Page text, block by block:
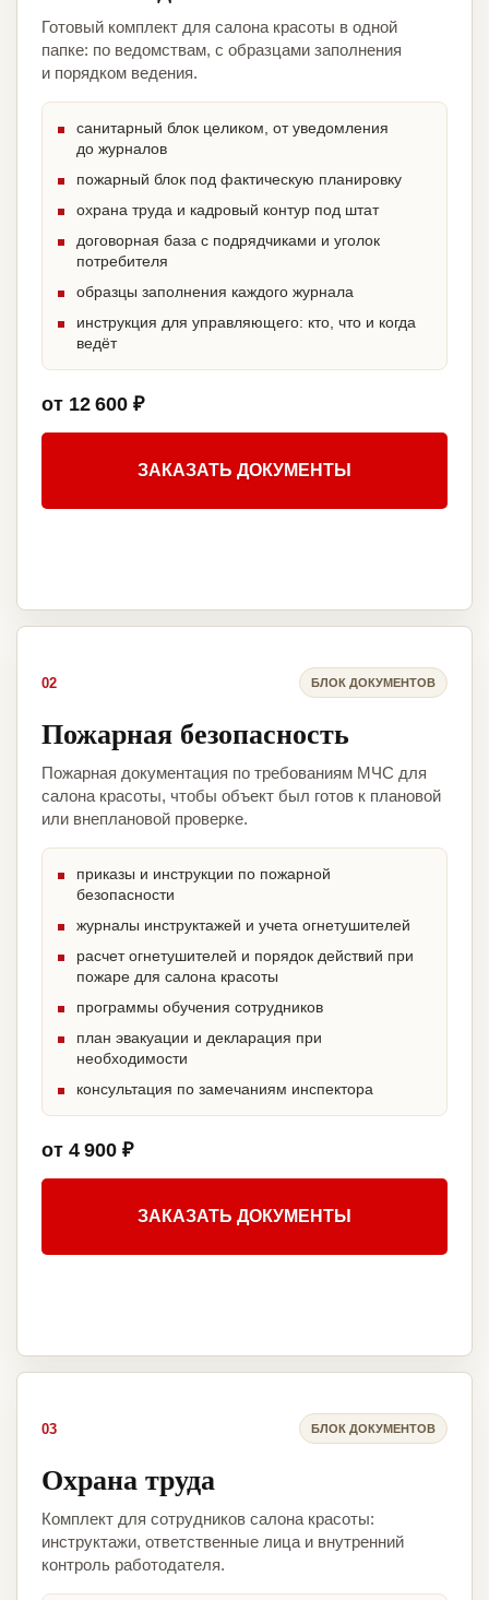
Готовый комплект для салона красоты в одной
папке: по ведомствам, с образцами заполнения
и порядком ведения.
санитарный блок целиком, от уведомления
до журналов
пожарный блок под фактическую планировку
охрана труда и кадровый контур под штат
договорная база с подрядчиками и уголок
потребителя
образцы заполнения каждого журнала
инструкция для управляющего: кто, что и когда
ведёт
от 12 600 ₽
ЗАКАЗАТЬ ДОКУМЕНТЫ
02 БЛОК ДОКУМЕНТОВ
Пожарная безопасность
Пожарная документация по требованиям МЧС для
салона красоты, чтобы объект был готов к плановой
или внеплановой проверке.
приказы и инструкции по пожарной
безопасности
журналы инструктажей и учета огнетушителей
расчет огнетушителей и порядок действий при
пожаре для салона красоты
программы обучения сотрудников
план эвакуации и декларация при
необходимости
консультация по замечаниям инспектора
от 4 900 ₽
ЗАКАЗАТЬ ДОКУМЕНТЫ
03 БЛОК ДОКУМЕНТОВ
Охрана труда
Комплект для сотрудников салона красоты:
инструктажи, ответственные лица и внутренний
контроль работодателя.